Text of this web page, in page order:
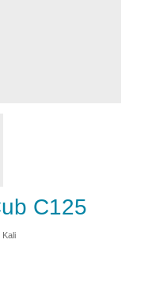
C125
Kali